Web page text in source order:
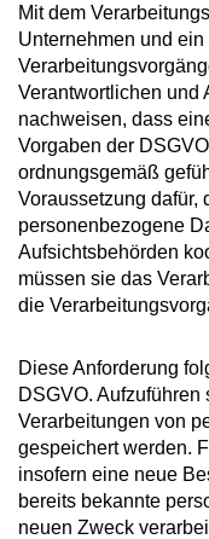
Mit dem
Unternehmen und
Verantwortlichen und
nachweisen, dass
Vorgaben der
ordnungsgemäß
Voraussetzung dafür,
personenbezogene
Aufsichtsbehörden
müssen sie das
die
Diese Anforderung
DSGVO.
Verarbeitungen von
gespeichert werden.
insofern eine neue
bereits bekannte
neuen Zweck